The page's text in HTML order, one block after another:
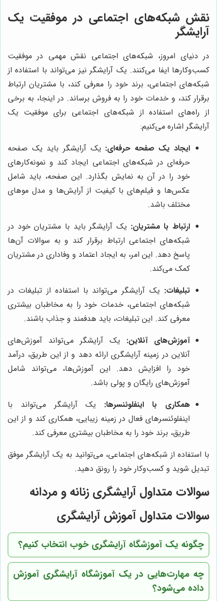
نقش شبکه‌های اجتماعی در موفقیت یک
آرایشگر
در دنیای امروز، شبکه‌های اجتماعی نقش مهمی در موفقیت
کسب‌وکارها ایفا می‌کنند. یک آرایشگر نیز می‌تواند با استفاده از
شبکه‌های اجتماعی، برند خود را معرفی کند، با مشتریان ارتباط
برقرار کند، و خدمات خود را به فروش برساند. در اینجا، به برخی
از راه‌های استفاده از شبکه‌های اجتماعی برای موفقیت یک
آرایشگر اشاره می‌کنیم:
ایجاد یک صفحه حرفه‌ای: یک آرایشگر باید یک صفحه
حرفه‌ای در شبکه‌های اجتماعی ایجاد کند و نمونه‌کارهای
خود را در آن به نمایش بگذارد. این صفحه، باید شامل
عکس‌ها و فیلم‌های با کیفیت از آرایش‌ها و مدل موهای
مختلف باشد.
ارتباط با مشتریان: یک آرایشگر باید با مشتریان خود در
شبکه‌های اجتماعی ارتباط برقرار کند و به سوالات آن‌ها
پاسخ دهد. این امر، به ایجاد اعتماد و وفاداری در مشتریان
کمک می‌کند.
تبلیغات: یک آرایشگر می‌تواند با استفاده از تبلیغات در
شبکه‌های اجتماعی، خدمات خود را به مخاطبان بیشتری
معرفی کند. این تبلیغات، باید هدفمند و جذاب باشند.
آموزش‌های آنلاین: یک آرایشگر می‌تواند آموزش‌های
آنلاین در زمینه آرایشگری ارائه دهد و از این طریق، درآمد
خود را افزایش دهد. این آموزش‌ها، می‌تواند شامل
آموزش‌های رایگان و پولی باشد.
همکاری با اینفلوئنسرها: یک آرایشگر می‌تواند با
اینفلوئنسرهای فعال در زمینه زیبایی، همکاری کند و از این
طریق، برند خود را به مخاطبان بیشتری معرفی کند.
با استفاده از شبکه‌های اجتماعی، می‌توانید به یک آرایشگر موفق
تبدیل شوید و کسب‌وکار خود را رونق دهید.
سوالات متداول آرایشگری زنانه و مردانه
سوالات متداول آموزش آرایشگری
چگونه یک آموزشگاه آرایشگری خوب انتخاب کنیم؟
چه مهارت‌هایی در یک آموزشگاه آرایشگری آموزش
داده می‌شود؟